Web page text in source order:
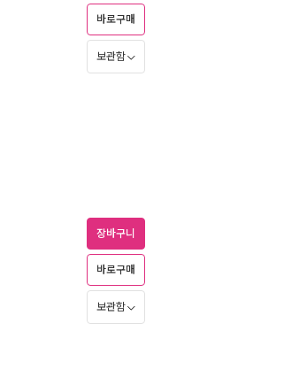
바로구매
보관함
장바구니
바로구매
보관함